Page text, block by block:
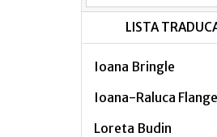
LISTA
Ioana Bringle
Ioana-Raluca
Loreta Budin